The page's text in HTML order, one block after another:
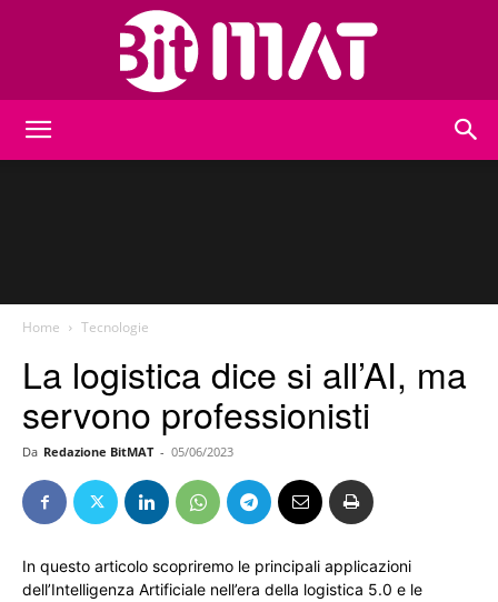
Home Tecnologie
La logistica dice si all’AI, ma
servono professionisti
Da Redazione BitMAT - 05/06/2023
In questo articolo scopriremo le principali applicazioni
dell’Intelligenza Artificiale nell’era della logistica 5.0 e le